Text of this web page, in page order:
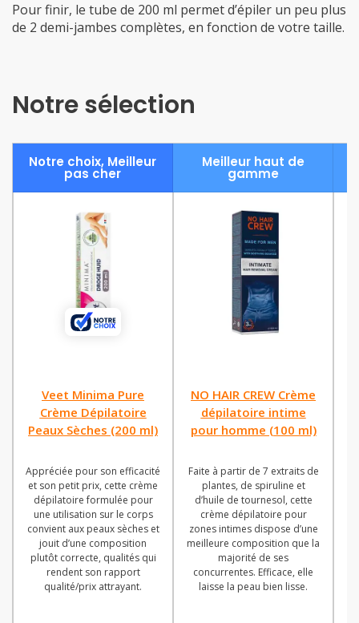
Pour finir, le tube de 200 ml permet d’épiler un peu plus
de 2 demi-jambes complètes, en fonction de votre taille.
Notre sélection
Notre choix, Meilleur
pas cher
Meilleur haut de
gamme
Veet Minima Pure
Crème Dépilatoire
Peaux Sèches (200 ml)
NO HAIR CREW Crème
dépilatoire intime
pour homme (100 ml)
Appréciée pour son efficacité
et son petit prix, cette crème
dépilatoire formulée pour
une utilisation sur le corps
convient aux peaux sèches et
jouit d’une composition
plutôt correcte, qualités qui
rendent son rapport
qualité/prix attrayant.
Faite à partir de 7 extraits de
plantes, de spiruline et
d’huile de tournesol, cette
crème dépilatoire pour
zones intimes dispose d’une
meilleure composition que la
majorité de ses
concurrentes. Efficace, elle
laisse la peau bien lisse.